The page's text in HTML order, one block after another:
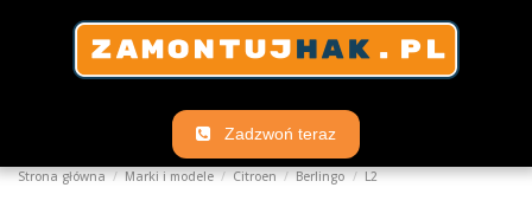
Zadzwoń teraz
Strona główna Marki i modele Citroen Berlingo L2